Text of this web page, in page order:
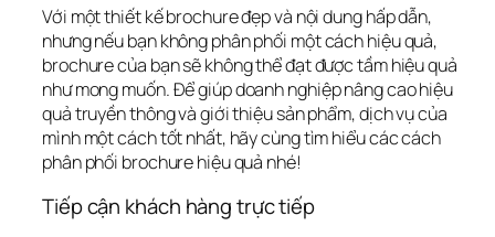
Với một thiết kế brochure đẹp và nội dung hấp dẫn,
nhưng nếu bạn không phân phối một cách hiệu quả,
brochure của bạn sẽ không thể đạt được tầm hiệu quả
như mong muốn. Để giúp doanh nghiệp nâng cao hiệu
quả truyền thông và giới thiệu sản phẩm, dịch vụ của
mình một cách tốt nhất, hãy cùng tìm hiểu các cách
phân phối brochure hiệu quả nhé!
Tiếp cận khách hàng trực tiếp